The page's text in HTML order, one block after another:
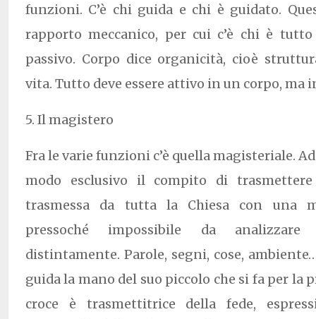
funzioni. C’è chi guida e chi è guidato.
rapporto meccanico, per cui c’è chi è
passivo. Corpo dice organicità, cioè
vita. Tutto deve essere attivo in un corpo, ma
5. Il magistero
Fra le varie funzioni c’è quella magisteriale.
modo esclusivo il compito di
trasmessa da tutta la Chiesa con una
pressoché impossibile da analizzare
distintamente. Parole, segni, cose,
guida la mano del suo piccolo che si fa per la
croce è trasmettitrice della fede,